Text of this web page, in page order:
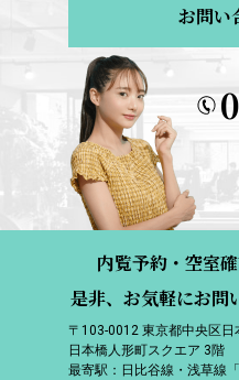
お問い
内覧予約・空室
是非、お気軽にお問
〒103-0012 東京都中央区日
日本橋人形町スクエア 3階
最寄駅：日比谷線・浅草線